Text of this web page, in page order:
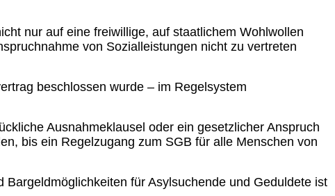
nur auf eine freiwillige, auf staatlichem Wohlwollen
von Sozialleistungen nicht zu vertreten
beschlossen wurde – im Regelsystem
Ausnahmeklausel oder ein gesetzlicher Anspruch
bis ein Regelzugang zum SGB für alle Menschen von
für Asylsuchende und Geduldete ist